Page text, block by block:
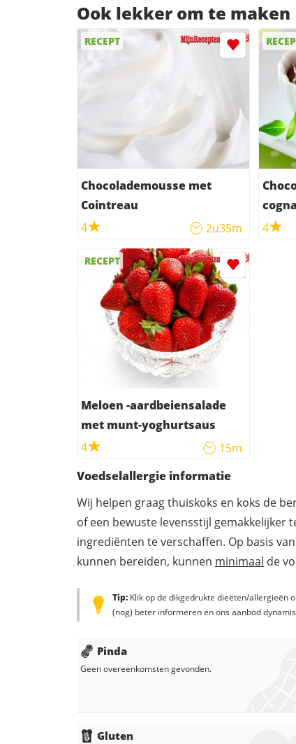
Ook lekker om te maken
RECEPT
Chocolademousse met
Cointreau
4
2u35m
4
RECEPT
Meloen -aardbeiensalade
met munt-yoghurtsaus
4
15m
Voedselallergie informatie
Wij helpen graag thuiskoks en koks de
of een bewuste levensstijl
ingrediënten te verschaffen. Op basis
kunnen bereiden, kunnen minimaal de
Tip: Klik op de dikgedrukte dieëten/allergieën
(nog) beter informeren en ons aanbod
Pinda
Geen overeenkomsten gevonden.
Gluten